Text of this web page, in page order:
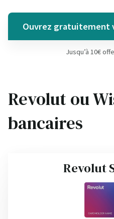
Ouvrez gratuitement
Jusqu’à 10€
Revolut ou
bancaires
Revolut